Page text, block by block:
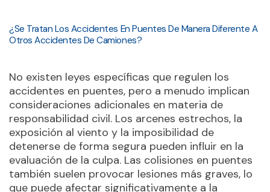
¿Se Tratan Los Accidentes En Puentes De Manera Diferente A
Otros Accidentes De Camiones?
No existen leyes específicas que regulen los
accidentes en puentes, pero a menudo implican
consideraciones adicionales en materia de
responsabilidad civil. Los arcenes estrechos, la
exposición al viento y la imposibilidad de
detenerse de forma segura pueden influir en la
evaluación de la culpa. Las colisiones en puentes
también suelen provocar lesiones más graves, lo
que puede afectar significativamente a la